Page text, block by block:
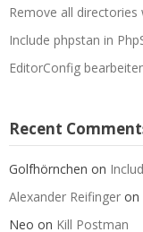
Remove all
Include phpstan in
EditorConfig
Recent
Golfhörnchen on
Alexander Reifinger on
Neo on Kill Postman